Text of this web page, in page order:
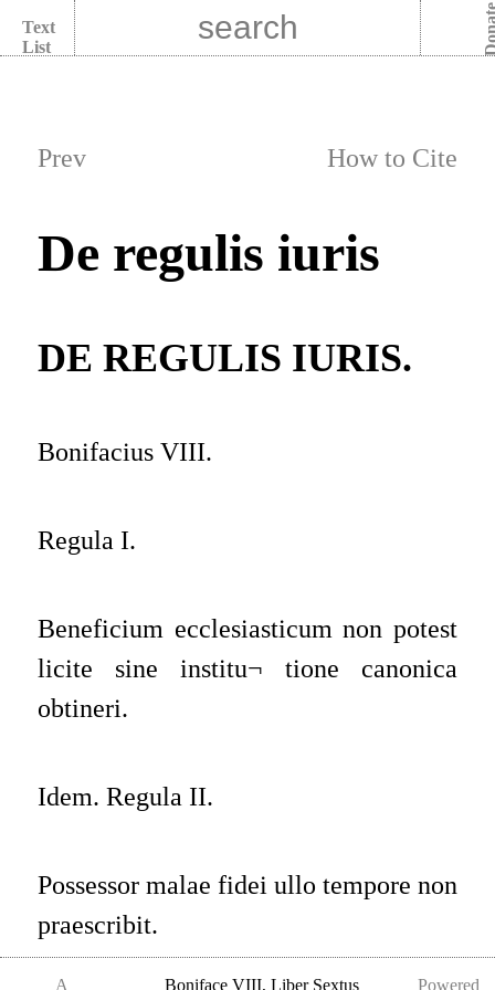
Text
List
Prev How to Cite
De regulis iuris
DE REGULIS IURIS.
Bonifacius VIII.
Regula I.
Beneficium ecclesiasticum non potest
licite sine institu¬ tione canonica
obtineri.
Idem. Regula II.
Possessor malae fidei ullo tempore non
praescribit.
A Boniface VIII,Liber Sextus Powered